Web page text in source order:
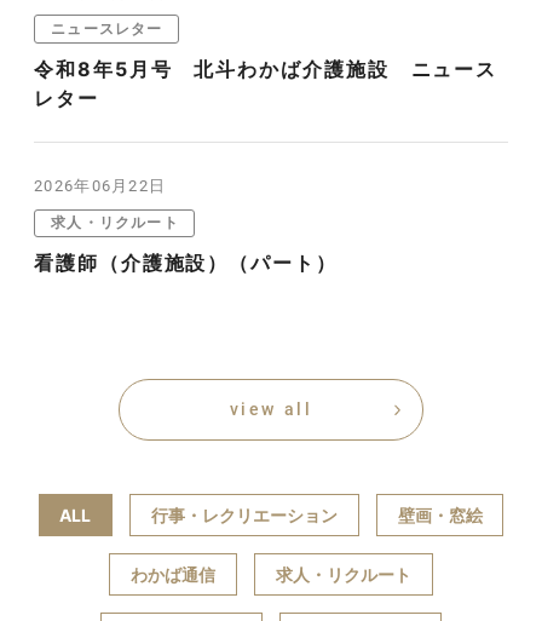
ニュースレター
令和8年5月号 北斗わかば介護施設 ニュース
レター
2026年06月22日
求人・リクルート
看護師（介護施設）（パート）
view all
ALL 行事・レクリエーション 壁画・窓絵
わかば通信 求人・リクルート